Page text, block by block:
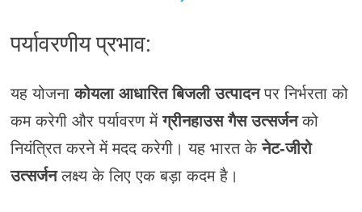
पर्यावरणीय प्रभाव:
यह योजनाकोयला आधारित बिजली उत्पादनपर निर्भरता को
कम करेगी और पर्यावरण मेंग्रीनहाउस गैस उत्सर्जनको
नियंत्रित करने में मदद करेगी। यह भारत केनेट-जीरो
उत्सर्जनलक्ष्य के लिए एक बड़ा कदम है।